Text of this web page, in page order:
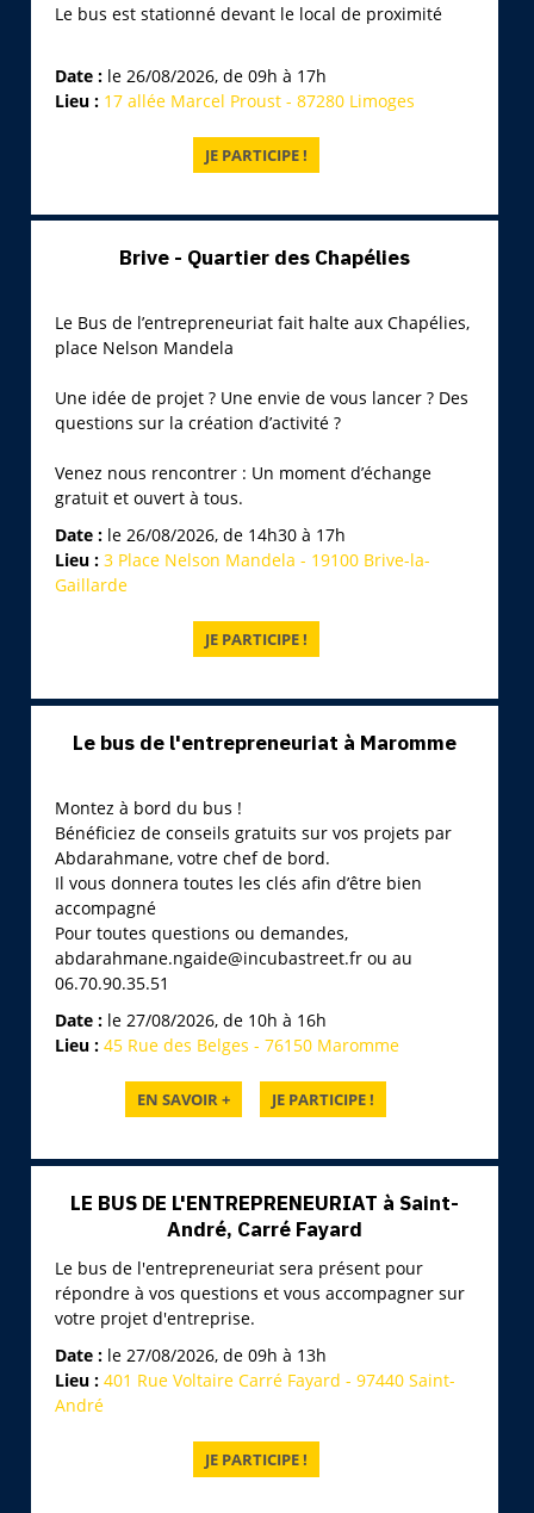
Le bus est stationné devant le local de proximité
Date : le 26/08/2026, de 09h à 17h
Lieu : 17 allée Marcel Proust - 87280 Limoges
Brive - Quartier des Chapélies
Le Bus de l’entrepreneuriat fait halte aux Chapélies,
place Nelson Mandela
Une idée de projet ? Une envie de vous lancer ? Des
questions sur la création d’activité ?
Venez nous rencontrer : Un moment d’échange
gratuit et ouvert à tous.
Date : le 26/08/2026, de 14h30 à 17h
Lieu : 3 Place Nelson Mandela - 19100 Brive-la-
Gaillarde
Le bus de l'entrepreneuriat à Maromme
Montez à bord du bus !
Bénéficiez de conseils gratuits sur vos projets par
Abdarahmane, votre chef de bord.
Il vous donnera toutes les clés afin d’être bien
accompagné
Pour toutes questions ou demandes,
abdarahmane.ngaide@incubastreet.fr ou au
06.70.90.35.51
Date : le 27/08/2026, de 10h à 16h
Lieu : 45 Rue des Belges - 76150 Maromme
LE BUS DE L'ENTREPRENEURIAT à Saint-
André, Carré Fayard
Le bus de l'entrepreneuriat sera présent pour
répondre à vos questions et vous accompagner sur
votre projet d'entreprise.
Date : le 27/08/2026, de 09h à 13h
Lieu : 401 Rue Voltaire Carré Fayard - 97440 Saint-
André